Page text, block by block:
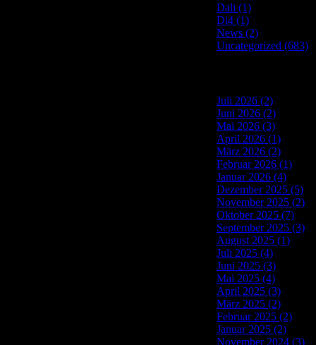
Dali (1)
Di4 (1)
News (2)
Uncategorized (683)
Juli 2026 (2)
Juni 2026 (2)
Mai 2026 (3)
April 2026 (1)
März 2026 (2)
Februar 2026 (1)
Januar 2026 (4)
Dezember 2025 (5)
November 2025 (2)
Oktober 2025 (7)
September 2025 (3)
August 2025 (1)
Juli 2025 (4)
Juni 2025 (3)
Mai 2025 (4)
April 2025 (3)
März 2025 (2)
Februar 2025 (2)
Januar 2025 (2)
November 2024 (3)